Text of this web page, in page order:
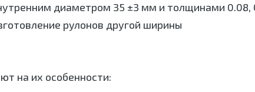
диаметром 35 ±3 мм и толщинами 0.08,
рулонов другой ширины
на их особенности: